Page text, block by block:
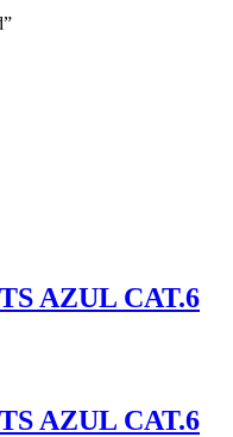
AZUL CAT.6
AZUL CAT.6